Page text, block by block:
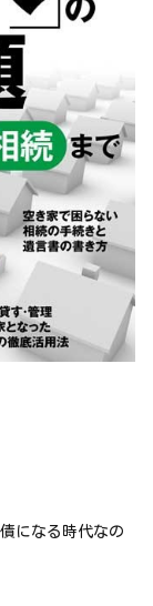
になる時代なの